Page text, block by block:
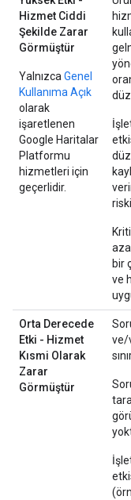
Hizmet Ciddi
Şekilde Zarar
Görmüştür
Yalnızca Genel
Kullanıma Açık
olarak
işaretlenen
Google Haritalar
Platformu
hizmetleri için
geçerlidir.
bir
ve
Orta Derecede
Etki - Hizmet
Kısmi Olarak
Zarar
Görmüştür
ve/